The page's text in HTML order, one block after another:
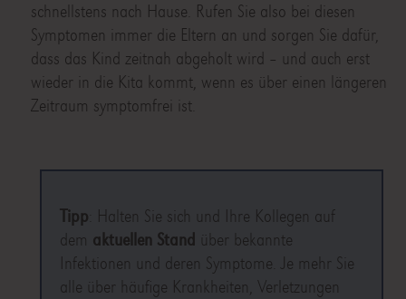
schnellstens nach Hause. Rufen Sie also bei diesen
Symptomen immer die Eltern an und sorgen Sie dafür,
dass das Kind zeitnah abgeholt wird – und auch erst
wieder in die Kita kommt, wenn es über einen längeren
Zeitraum symptomfrei ist.
Tipp : Halten Sie sich und Ihre Kollegen auf
dem aktuellen Stand über bekannte
Infektionen und deren Symptome. Je mehr Sie
alle über häufige Krankheiten, Verletzungen